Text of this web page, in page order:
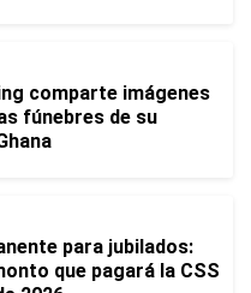
comparte imágenes
fúnebres de su
para jubilados:
que pagará la CSS